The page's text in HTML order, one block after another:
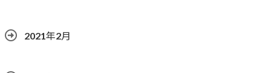
2021年2月